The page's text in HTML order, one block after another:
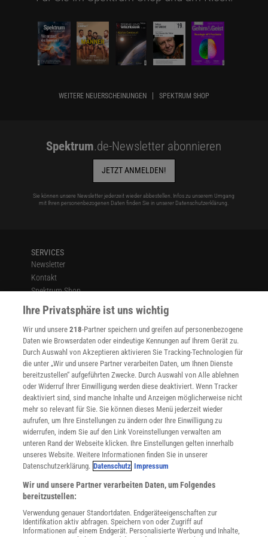
WEITERE NEUERSCHEINUNGEN SPEKTRUM SHOP
Spektrum.de-Newsletter abonnieren
JETZT ANMELDEN!
Sie können unsere Newsletter jederzeit wieder abbestellen. Infos zu unserem Umgang
mit Ihren personenbezogenen Daten finden Sie in unserer Datenschutzerklärung.
SERVICES
Newsletter
Kontakt
Spektrum Shop
Im Handel kaufen
Presse
Verträge kündigen
INFO
Mediadaten
Datenschutz
Nutzungsbedingungen
Cookie-Einstellungen
Utiq verwalten
Nutzungsbasierte Onlinewerbung
Alle Artikel
Impressum
Angebote für Schulen
Angebote für Institutionen
Sprachen lernen mit Gymglish
Lexika
Ihre Privatsphäre ist uns wichtig
Wir und unsere218-Partner speichern und greifen auf personenbezogene
Daten wie Browserdaten oder eindeutige Kennungen auf Ihrem Gerät zu.
Durch Auswahl von Akzeptieren aktivieren Sie Tracking-Technologien für
die unter „Wir und unsere Partner verarbeiten Daten, um Ihnen Dienste
bereitzustellen“ aufgeführten Zwecke. Durch Auswahl von Alle ablehnen
oder Widerruf Ihrer Einwilligung werden diese deaktiviert. Wenn Tracker
deaktiviert sind, sind manche Inhalte und Anzeigen möglicherweise nicht
mehr so relevant für Sie. Sie können dieses Menü jederzeit wieder
aufrufen, um Ihre Einstellungen zu ändern oder Ihre Einwilligung zu
widerrufen, indem Sie auf den Link Voreinstellungen verwalten am
unteren Rand der Webseite klicken. Ihre Einstellungen gelten innerhalb
unseres Website. Weitere Informationen finden Sie in unserer
Datenschutzerklärung. Datenschutz Impressum
Wir und unsere Partner verarbeiten Daten, um Folgendes
bereitzustellen:
Verwendung genauer Standortdaten. Endgeräteeigenschaften zur
Identifikation aktiv abfragen. Speichern von oder Zugriff auf
Informationen auf einem Endgerät. Personalisierte Werbung und Inhalte,